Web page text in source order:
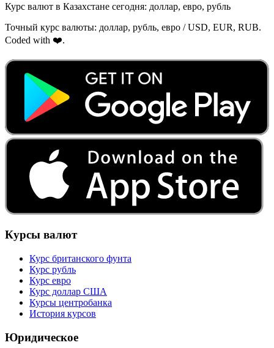
Курс валют в Казахстане сегодня: доллар, евро, рубль
Точный курс валюты: доллар, рубль, евро / USD, EUR, RUB.
Coded with ❤️.
Курсы валют
Курс британского фунта
Курс рубль
Курс евро
Курс доллар США
Курсы центробанка
История курсов
Юридическое